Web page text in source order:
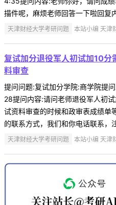
描件呢，麻烦老师回答一下啦回复
天津财经大学考研问题 本站小编 天津
复试加分退役军人初试加10分
料审查
提问问题:复试加分学院:商学院
28提问内容:请问老师退役军人初
试资料审查的时候和政审表成绩单
的联系方式，我们和你电话联系，
天津财经大学考研问题 本站小编 天津